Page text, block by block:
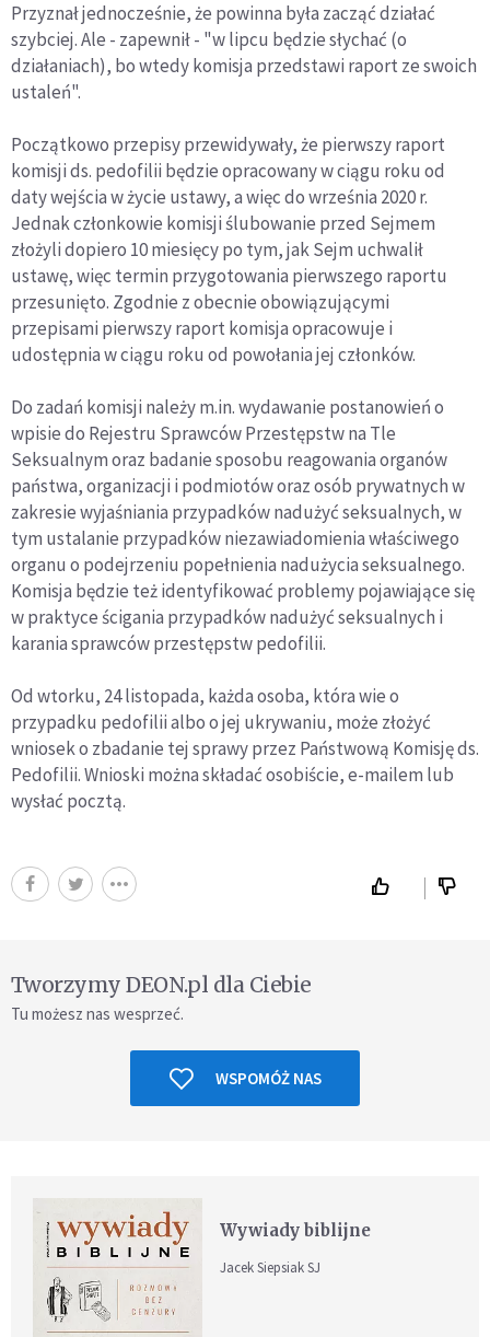
Przyznał jednocześnie, że powinna była zacząć działać
szybciej. Ale - zapewnił - "w lipcu będzie słychać (o
działaniach), bo wtedy komisja przedstawi raport ze swoich
ustaleń".
Początkowo przepisy przewidywały, że pierwszy raport
komisji ds. pedofilii będzie opracowany w ciągu roku od
daty wejścia w życie ustawy, a więc do września 2020 r.
Jednak członkowie komisji ślubowanie przed Sejmem
złożyli dopiero 10 miesięcy po tym, jak Sejm uchwalił
ustawę, więc termin przygotowania pierwszego raportu
przesunięto. Zgodnie z obecnie obowiązującymi
przepisami pierwszy raport komisja opracowuje i
udostępnia w ciągu roku od powołania jej członków.
Do zadań komisji należy m.in. wydawanie postanowień o
wpisie do Rejestru Sprawców Przestępstw na Tle
Seksualnym oraz badanie sposobu reagowania organów
państwa, organizacji i podmiotów oraz osób prywatnych w
zakresie wyjaśniania przypadków nadużyć seksualnych, w
tym ustalanie przypadków niezawiadomienia właściwego
organu o podejrzeniu popełnienia nadużycia seksualnego.
Komisja będzie też identyfikować problemy pojawiające się
w praktyce ścigania przypadków nadużyć seksualnych i
karania sprawców przestępstw pedofilii.
Od wtorku, 24 listopada, każda osoba, która wie o
przypadku pedofilii albo o jej ukrywaniu, może złożyć
wniosek o zbadanie tej sprawy przez Państwową Komisję ds.
Pedofilii. Wnioski można składać osobiście, e-mailem lub
wysłać pocztą.
Tworzymy DEON.pl dla Ciebie
Tu możesz nas wesprzeć.
WSPOMÓŻ NAS
Wywiady biblijne
Jacek Siepsiak SJ